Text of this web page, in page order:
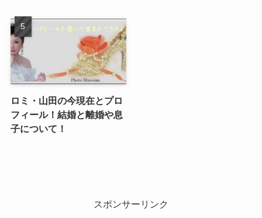
ロミ・山田の今現在とプロ
フィール！結婚と離婚や息
子について！
スポンサーリンク